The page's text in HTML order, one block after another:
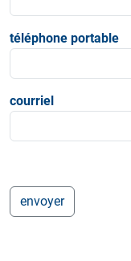
téléphone portable
courriel